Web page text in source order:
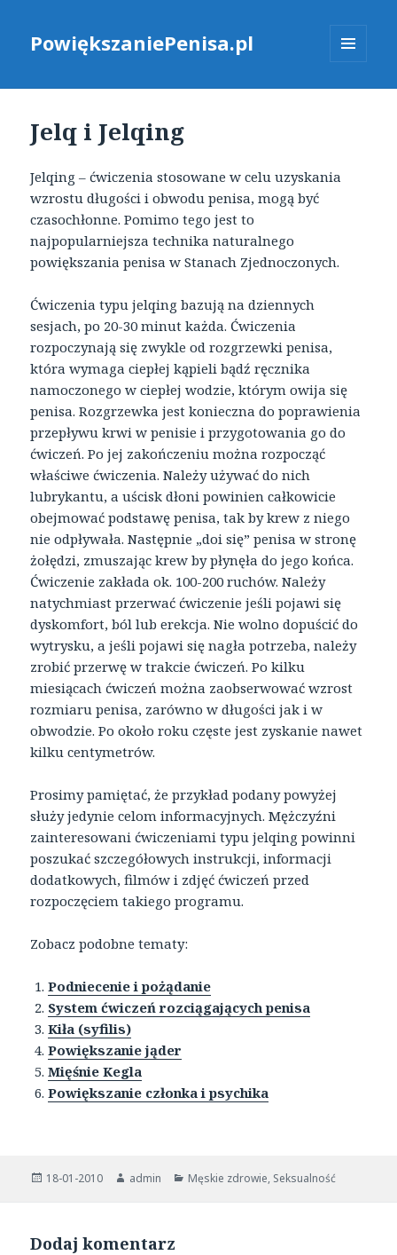
PowiększaniePenisa.pl
Jelq i Jelqing
Jelqing – ćwiczenia stosowane w celu uzyskania
wzrostu długości i obwodu penisa, mogą być
czasochłonne. Pomimo tego jest to
najpopularniejsza technika naturalnego
powiększania penisa w Stanach Zjednoczonych.
Ćwiczenia typu jelqing bazują na dziennych
sesjach, po 20-30 minut każda. Ćwiczenia
rozpoczynają się zwykle od rozgrzewki penisa,
która wymaga ciepłej kąpieli bądź ręcznika
namoczonego w ciepłej wodzie, którym owija się
penisa. Rozgrzewka jest konieczna do poprawienia
przepływu krwi w penisie i przygotowania go do
ćwiczeń. Po jej zakończeniu można rozpocząć
właściwe ćwiczenia. Należy używać do nich
lubrykantu, a uścisk dłoni powinien całkowicie
obejmować podstawę penisa, tak by krew z niego
nie odpływała. Następnie „doi się” penisa w stronę
żołędzi, zmuszając krew by płynęła do jego końca.
Ćwiczenie zakłada ok. 100-200 ruchów. Należy
natychmiast przerwać ćwiczenie jeśli pojawi się
dyskomfort, ból lub erekcja. Nie wolno dopuścić do
wytrysku, a jeśli pojawi się nagła potrzeba, należy
zrobić przerwę w trakcie ćwiczeń. Po kilku
miesiącach ćwiczeń można zaobserwować wzrost
rozmiaru penisa, zarówno w długości jak i w
obwodzie. Po około roku częste jest zyskanie nawet
kilku centymetrów.
Prosimy pamiętać, że przykład podany powyżej
służy jedynie celom informacyjnych. Mężczyźni
zainteresowani ćwiczeniami typu jelqing powinni
poszukać szczegółowych instrukcji, informacji
dodatkowych, filmów i zdjęć ćwiczeń przed
rozpoczęciem takiego programu.
Zobacz podobne tematy:
Podniecenie i pożądanie
System ćwiczeń rozciągających penisa
Kiła (syfilis)
Powiększanie jąder
Mięśnie Kegla
Powiększanie członka i psychika
Opublikowano
18-01-2010 Autor
admin Kategorie
Męskie zdrowie, Seksualność
Dodaj komentarz